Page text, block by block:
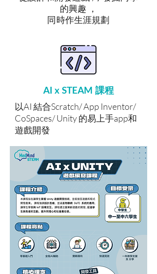
的興趣 ，
同時作生涯規劃
AI x STEAM 課程
以AI 結合Scratch/ App Inventor/
CoSpaces/ Unity 的易上手app和
遊戲開發